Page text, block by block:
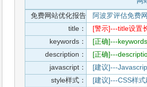
免费网站优化报告
阿波罗评估免费
title：
[警示]---title设置
keywords：
[正确]---
description：
[正确]---
javascript：
[建议]---
style样式：
[建议]---CSS样